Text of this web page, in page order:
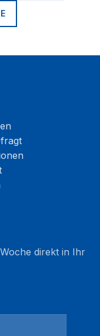
direkt in Ihr